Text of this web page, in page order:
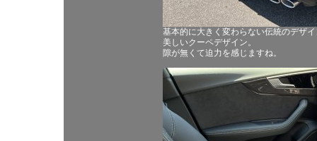
基本的に大きく変わらない伝統のデザ
美しいクーペデザイン。
隙が無くて迫力を感じますね。